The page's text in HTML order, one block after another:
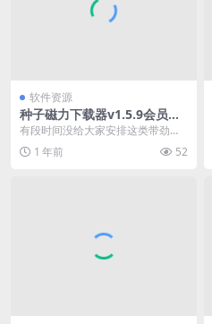
软件资源
种子磁力下载器v1.5.9会员
版，年费VIP版，永不到期
有段时间没给大家安排这类带劲的
软件了，今天测试的这款，真心值
得推荐。界面依旧干净...
1 年前 52